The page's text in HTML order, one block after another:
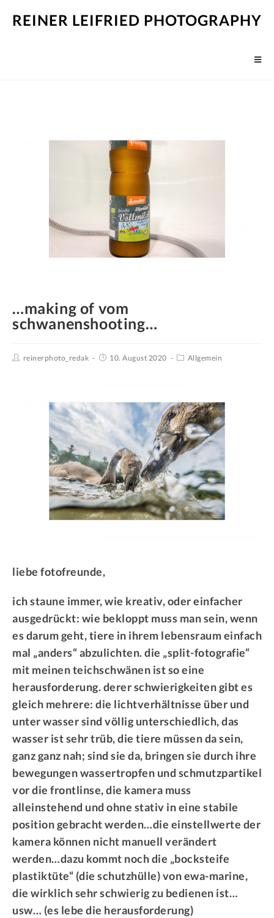
REINER LEIFRIED PHOTOGRAPHY
…making of vom
schwanenshooting…
reinerphoto_redak 10. August 2020 Allgemein
liebe fotofreunde,
ich staune immer, wie kreativ, oder einfacher
ausgedrückt: wie bekloppt muss man sein, wenn
es darum geht, tiere in ihrem lebensraum einfach
mal „anders“ abzulichten. die „split-fotografie“
mit meinen teichschwänen ist so eine
herausforderung. derer schwierigkeiten gibt es
gleich mehrere: die lichtverhältnisse über und
unter wasser sind völlig unterschiedlich, das
wasser ist sehr trüb, die tiere müssen da sein,
ganz ganz nah; sind sie da, bringen sie durch ihre
bewegungen wassertropfen und schmutzpartikel
vor die frontlinse, die kamera muss
alleinstehend und ohne stativ in eine stabile
position gebracht werden…die einstellwerte der
kamera können nicht manuell verändert
werden…dazu kommt noch die „bocksteife
plastiktüte“ (die schutzhülle) von ewa-marine,
die wirklich sehr schwierig zu bedienen ist…
usw… (es lebe die herausforderung)